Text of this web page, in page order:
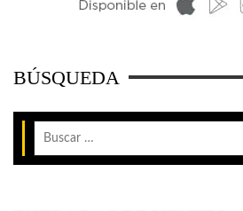
BÚSQUEDA